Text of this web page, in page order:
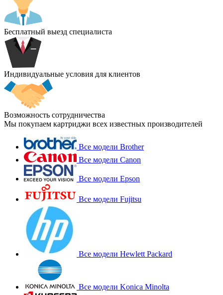
Бесплатный выезд специалиста
Индивидуальные условия для клиентов
Возможность сотрудничества
Мы покупаем картриджи всех известных производителей
Все модели Brother
Все модели Canon
Все модели Epson
Все модели Fujitsu
Все модели Hewlett Packard
Все модели Konica Minolta